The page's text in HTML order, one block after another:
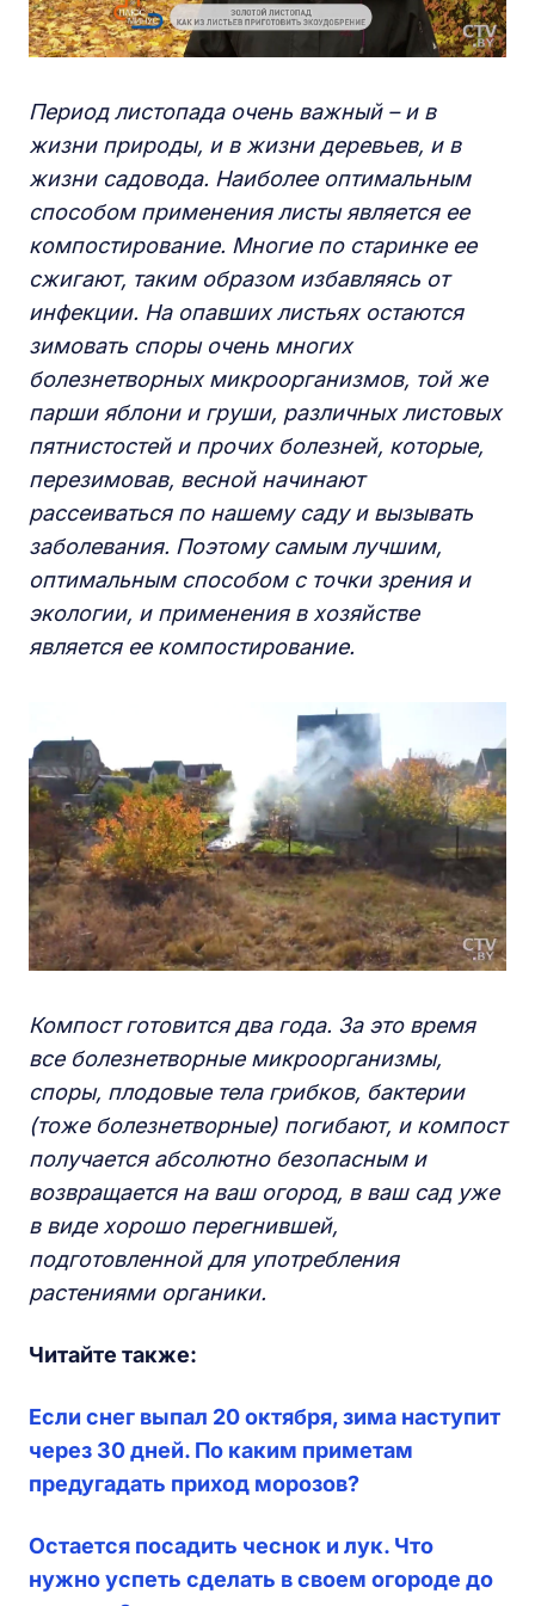
Период листопада очень важный – и в
жизни природы, и в жизни деревьев, и в
жизни садовода. Наиболее оптимальным
способом применения листы является ее
компостирование. Многие по старинке ее
сжигают, таким образом избавляясь от
инфекции. На опавших листьях остаются
зимовать споры очень многих
болезнетворных микроорганизмов, той же
парши яблони и груши, различных листовых
пятнистостей и прочих болезней, которые,
перезимовав, весной начинают
рассеиваться по нашему саду и вызывать
заболевания. Поэтому самым лучшим,
оптимальным способом с точки зрения и
экологии, и применения в хозяйстве
является ее компостирование.
Компост готовится два года. За это время
все болезнетворные микроорганизмы,
споры, плодовые тела грибков, бактерии
(тоже болезнетворные) погибают, и компост
получается абсолютно безопасным и
возвращается на ваш огород, в ваш сад уже
в виде хорошо перегнившей,
подготовленной для употребления
растениями органики.
Читайте также:
Если снег выпал 20 октября, зима наступит
через 30 дней. По каким приметам
предугадать приход морозов?
Остается посадить чеснок и лук. Что
нужно успеть сделать в своем огороде до